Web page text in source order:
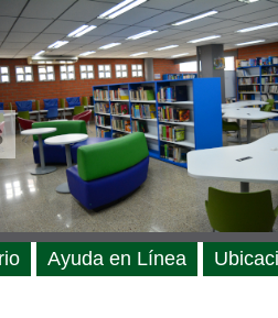
Ayuda en Línea